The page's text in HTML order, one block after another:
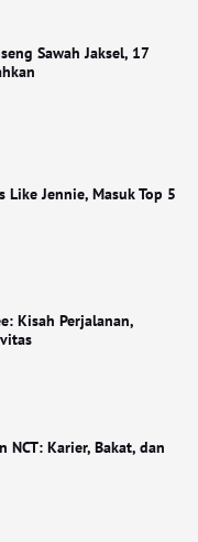
Sawah Jaksel, 17
Like Jennie, Masuk Top 5
Kisah Perjalanan,
NCT: Karier, Bakat, dan